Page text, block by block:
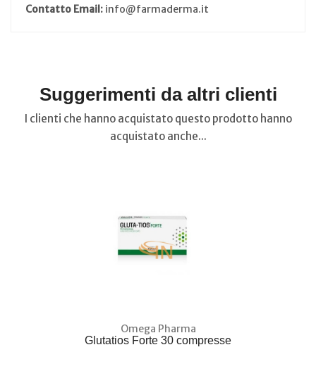
Contatto Email: info@farmaderma.it
Suggerimenti da altri clienti
I clienti che hanno acquistato questo prodotto hanno
acquistato anche...
Omega Pharma
Glutatios Forte 30 compresse